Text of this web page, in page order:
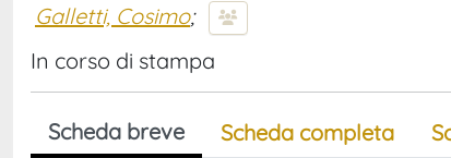
Galletti, Cosimo;
In corso di stampa
Scheda breve Scheda completa